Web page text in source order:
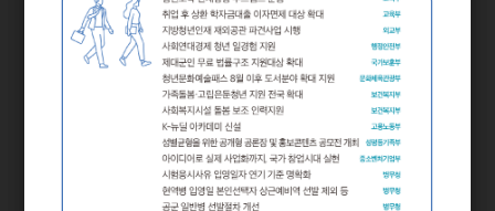
2024년 하반기부터 달라지는